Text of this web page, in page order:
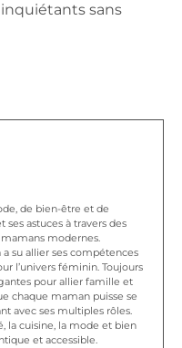
sans
de bien-être et de
astuces à travers des
modernes.
su allier ses compétences
l’univers féminin. Toujours
pour allier famille et
chaque maman puisse se
avec ses multiples rôles.
la cuisine, la mode et bien
et accessible.